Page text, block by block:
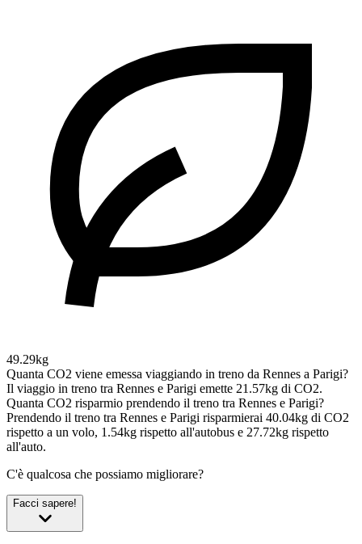
49.29kg
Quanta CO2 viene emessa viaggiando in treno da Rennes a Parigi?
Il viaggio in treno tra Rennes e Parigi emette 21.57kg di CO2.
Quanta CO2 risparmio prendendo il treno tra Rennes e Parigi?
Prendendo il treno tra Rennes e Parigi risparmierai 40.04kg di CO2
rispetto a un volo, 1.54kg rispetto all'autobus e 27.72kg rispetto
all'auto.
C'è qualcosa che possiamo migliorare?
Facci sapere!